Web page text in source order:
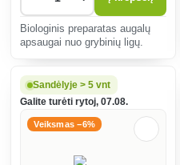
Biologinis preparatas augalų
apsaugai nuo grybinių ligų.
Sandėlyje > 5 vnt
Galite turėti rytoj, 07.08.
Veiksmas −6%